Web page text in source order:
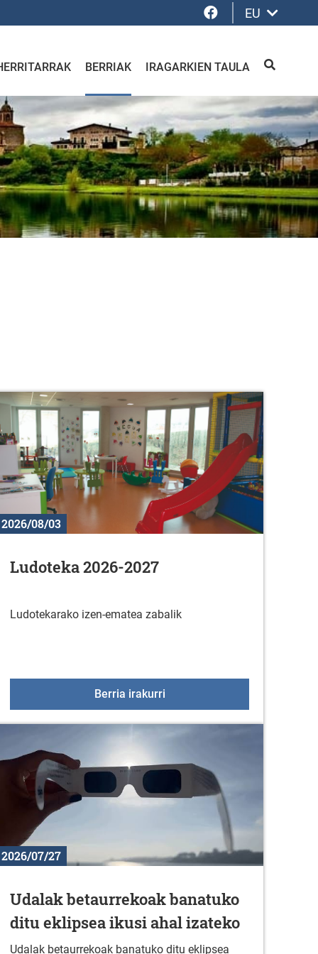
Facebook
EU
BERRIAK IRAGARKIEN TAULA BILATU
Duranan
2026/08/03
Ludoteka 2026-2027
Ludotekarako izen-ematea zabalik
Berria irakurriLudoteka 2026-2027
2026/07/27
Udalak betaurrekoak banatuko
ditu eklipsea ikusi ahal izateko
Udalak betaurrekoak banatuko ditu eklipsea